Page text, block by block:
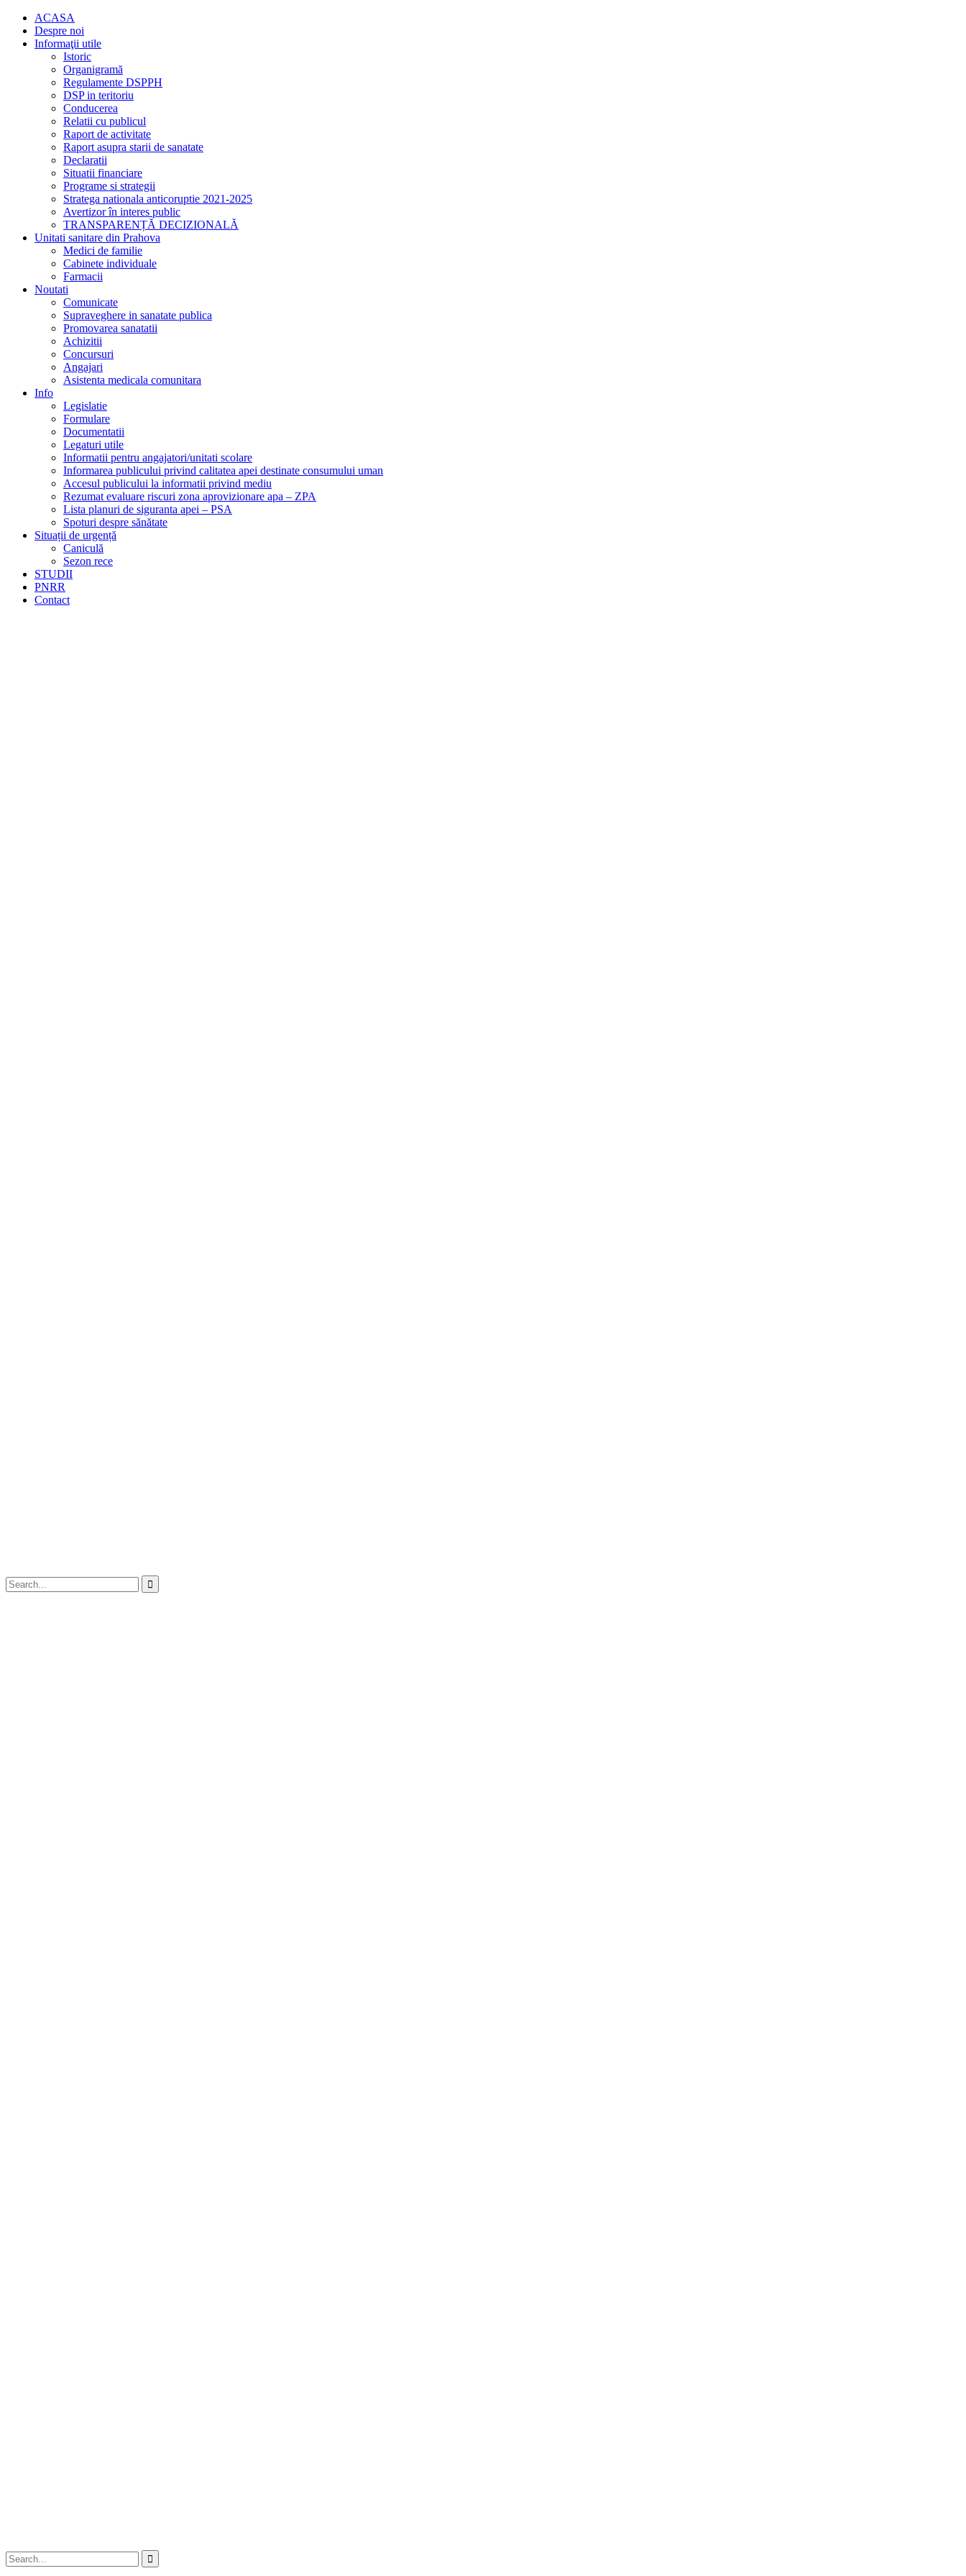
ACASA
Despre noi
Informaţii utile
Istoric
Organigramă
Regulamente DSPPH
DSP in teritoriu
Conducerea
Relatii cu publicul
Raport de activitate
Raport asupra starii de sanatate
Declaratii
Situatii financiare
Programe si strategii
Stratega nationala anticoruptie 2021-2025
Avertizor în interes public
TRANSPARENȚĂ DECIZIONALĂ
Unitati sanitare din Prahova
Medici de familie
Cabinete individuale
Farmacii
Noutati
Comunicate
Supraveghere in sanatate publica
Promovarea sanatatii
Achizitii
Concursuri
Angajari
Asistenta medicala comunitara
Info
Legislatie
Formulare
Documentatii
Legaturi utile
Informatii pentru angajatori/unitati scolare
Informarea publicului privind calitatea apei destinate consumului uman
Accesul publicului la informatii privind mediu
Rezumat evaluare riscuri zona aprovizionare apa – ZPA
Lista planuri de siguranta apei – PSA
Spoturi despre sănătate
Situații de urgență
Caniculă
Sezon rece
STUDII
PNRR
Contact